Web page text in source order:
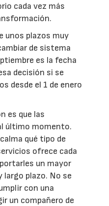
cada vez más
unos plazos muy
de sistema
es la fecha
decisión si se
desde el 1 de enero
es que las
último momento.
qué tipo de
ofrece cada
un mayor
largo plazo. No se
con una
un compañero de